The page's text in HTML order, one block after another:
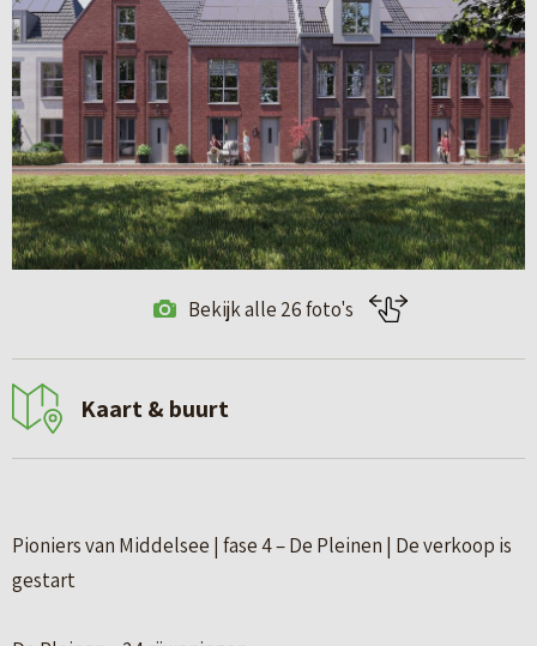
Bekijk alle 26 foto's
Kaart & buurt
Pioniers van Middelsee | fase 4 – De Pleinen | De verkoop is
gestart